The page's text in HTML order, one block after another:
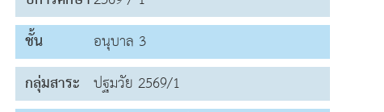
ชั้น
อนุบาล 3
กลุ่มสาระ ปฐมวัย 2569/1